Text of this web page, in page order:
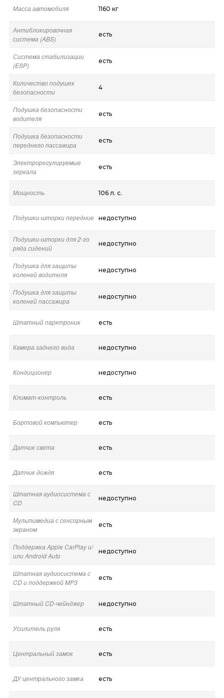
Масса автомобиля 1160 кг
Антиблокировочная
система (ABS)
есть
Система стабилизации
(ESP)
есть
Количество подушек
безопасности
4
Подушка безопасности
водителя
есть
Подушка безопасности
переднего пассажира
есть
Электрорегулируемые
зеркала
есть
Мощность 106 л. с.
Подушки-шторки передние недоступно
Подушки-шторки для 2-го
ряда сидений
недоступно
Подушка для защиты
коленей водителя
недоступно
Подушка для защиты
коленей пассажира
недоступно
Штатный парктроник есть
Камера заднего вида недоступно
Кондиционер недоступно
Климат-контроль есть
Бортовой компьютер есть
Датчик света есть
Датчик дождя есть
Штатная аудиосистема с
CD
недоступно
Мультимедиа с сенсорным
экраном
есть
Поддержка Apple CarPlay и/
или Android Auto
недоступно
Штатная аудиосистема с
CD и поддержкой MP3
есть
Штатный CD-чейнджер недоступно
Усилитель руля есть
Центральный замок есть
ДУ центрального замка есть